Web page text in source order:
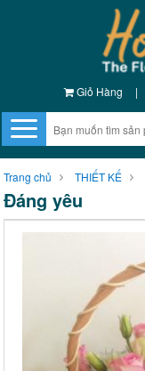
Giỏ Hàng |
Trang chủ THIẾT KẾ
Đáng yêu